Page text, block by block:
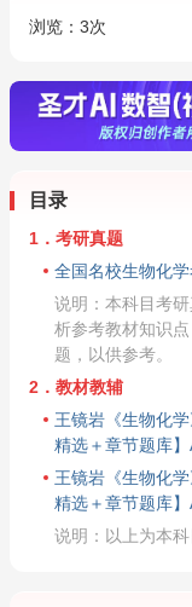
浏览： 3次
目录
1．考研真题
全国名校生物化学
说明：本科目考
析参考教材知识
题，以供参考。
2．教材教辅
王镜岩《生物化
精选＋章节题库
王镜岩《生物化
精选＋章节题库
说明：以上为本科